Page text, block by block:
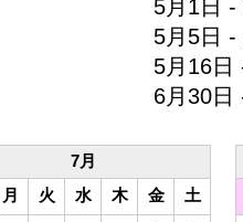
5月1日 -
5月5日 -
5月16日
6月30日
7月
月 火 水 木 金
土